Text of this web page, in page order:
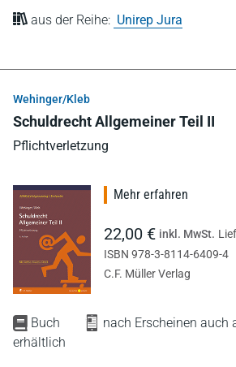
aus der Reihe: Unirep Jura
Wehinger/Kleb
Schuldrecht Allgemeiner Teil II
Pflichtverletzung
Buch
nach Erscheinen auch
erhältlich
Mehr erfahren
22,00 € inkl. MwSt.
ISBN 978-3-8114-6409-4
C.F. Müller Verlag